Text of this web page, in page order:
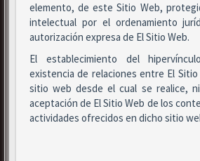
elemento, de este Sitio Web,
intelectual por el ordenamiento
autorización expresa de El Sitio Web.
El establecimiento del
existencia de relaciones entre El
sitio web desde el cual se realice,
aceptación de El Sitio Web de los
actividades ofrecidos en dicho sitio